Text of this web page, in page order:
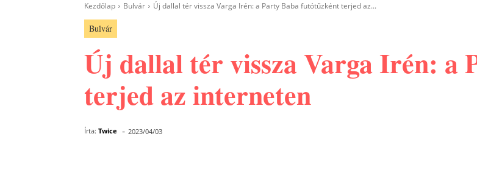
Kezdőlap Bulvár Új dallal tér vissza Varga Irén: a Party Baba futótűzként terjed az...
Bulvár
Új dallal tér vissza Varga Irén: a
terjed az interneten
Írta: Twice - 2023/04/03